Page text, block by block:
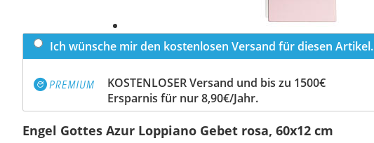
Ich wünsche mir den kostenlosen Versand für diesen Artikel.
KOSTENLOSER Versand und bis zu 1500€
Ersparnis für nur 8,90€/Jahr.
Engel Gottes Azur Loppiano Gebet rosa, 60x12 cm